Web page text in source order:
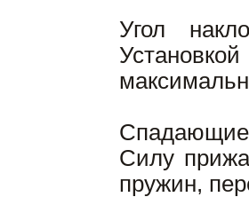
Угол
Силу
пружин,